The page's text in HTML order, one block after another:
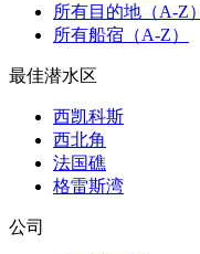
所有目的地（A-Z）
所有船宿（A-Z）
最佳潜水区
西凯科斯
西北角
法国礁
格雷斯湾
公司